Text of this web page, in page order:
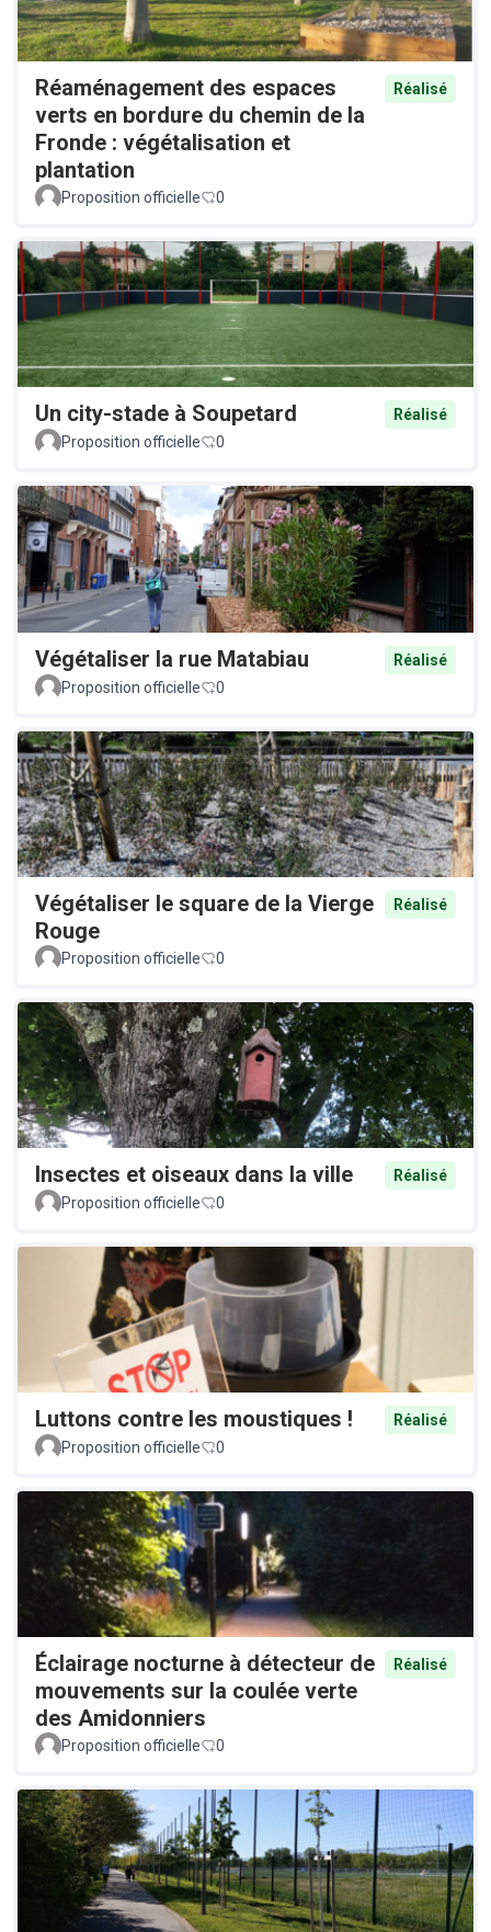
Réaménagement des espaces
verts en bordure du chemin de la
Fronde : végétalisation et
plantation
Réalisé
Proposition officielle 0
Un city-stade à Soupetard
Réalisé
Proposition officielle
0
Végétaliser la rue Matabiau
Réalisé
Proposition officielle
0
Végétaliser le square de la Vierge
Rouge
Réalisé
Proposition officielle 0
Insectes et oiseaux dans la ville
Réalisé
Proposition officielle
0
Luttons contre les moustiques !
Réalisé
Proposition officielle
0
Éclairage nocturne à détecteur de
mouvements sur la coulée verte
des Amidonniers
Réalisé
Proposition officielle 0